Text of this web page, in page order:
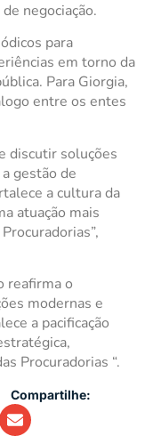
negociação.
para
em torno da
Para Giorgia,
entre os entes
discutir soluções
gestão de
a cultura da
atuação mais
reafirma o
modernas e
a pacificação
Procuradorias “.
Compartilhe: